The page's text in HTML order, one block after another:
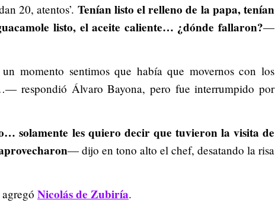
20, atentos’. Tenían listo el relleno de la papa, tenían
listo, el aceite caliente… ¿dónde fallaron?—
momento sentimos que había que movernos con los
respondió Álvaro Bayona, pero fue interrumpido por
solamente les quiero decir que tuvieron la visita de
— dijo en tono alto el chef, desatando la risa
Nicolás de Zubiría.